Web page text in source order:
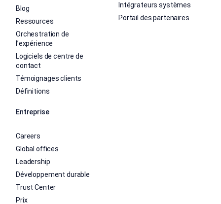
Blog
Ressources
Orchestration de
l’expérience
Logiciels de centre de
contact
Témoignages clients
Définitions
Intégrateurs systèmes
Portail des partenaires
Entreprise
Careers
Global offices
Leadership
Développement durable
Trust Center
Prix